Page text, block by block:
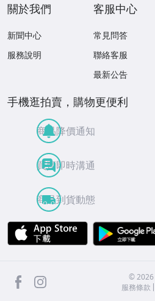
關於我們
新聞中心
服務說明
客服中心
常見問答
聯絡客服
最新公告
手機逛拍賣，購物更便利
商品降價通知
買賣即時溝通
商品到貨動態
APP Store
facebook ©2026
服務條款